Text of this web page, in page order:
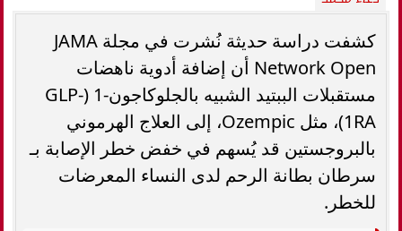
كشفت دراسة حديثة نُشرت في مجلة JAMA
Network Open أن إضافة أدوية ناهضات
مستقبلات الببتيد الشبيه بالجلوكاجون-1 (GLP-
1RA)، مثل Ozempic، إلى العلاج الهرموني
بالبروجستين قد يُسهم في خفض خطر الإصابة بـ
سرطان بطانة الرحم لدى النساء المعرضات
للخطر.